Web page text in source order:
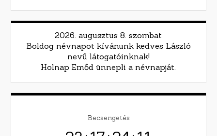
2026. augusztus 8. szombat
Boldog névnapot kívánunk kedves László
nevű látogatóinknak!
Holnap Emőd ünnepli a névnapját.
Becsengetés